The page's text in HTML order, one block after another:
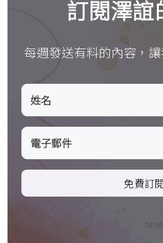
訂閱澤誼
每週發送有料的內容，
免費訂
time.